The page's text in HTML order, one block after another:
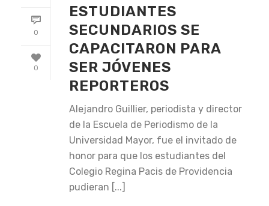
0
0
ESTUDIANTES
SECUNDARIOS SE
CAPACITARON PARA
SER JÓVENES
REPORTEROS
Alejandro Guillier, periodista y director
de la Escuela de Periodismo de la
Universidad Mayor, fue el invitado de
honor para que los estudiantes del
Colegio Regina Pacis de Providencia
pudieran [...]